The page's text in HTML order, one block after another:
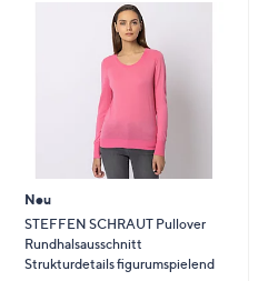
Neu
STEFFEN SCHRAUT Pullover
Rundhalsausschnitt
Strukturdetails figurumspielend